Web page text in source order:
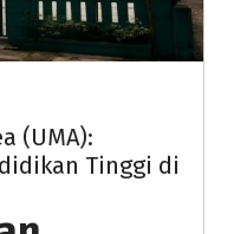
(UMA):
Tinggi di